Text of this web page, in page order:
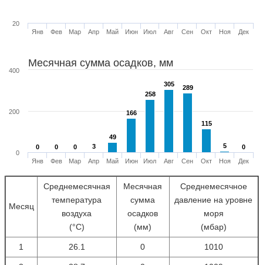
Янв Фев Мар Апр Май Июн Июл Авг Сен Окт Ноя Дек
20
Месячная сумма осадков, мм
0
0 0
0 0
0 3
3
49
49
166
166
258
258
305
305 289
289
115
115
5
5 0
0
Янв
Фев Мар Апр Май Июн Июл Авг Сен Окт Ноя Дек
0
200
400
Месяц
Среднемесячная
температура
воздуха
(°С)
Месячная
сумма
осадков
(мм)
Среднемесячное
давление на уровне
моря
(мбар)
1 26.1 0 1010